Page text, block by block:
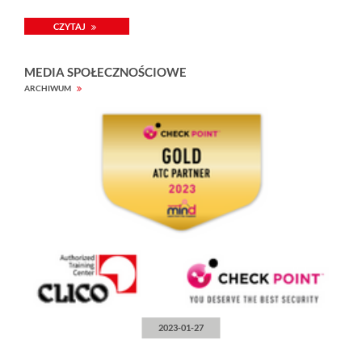
CZYTAJ
MEDIA SPOŁECZNOŚCIOWE
ARCHIWUM
2023-01-27